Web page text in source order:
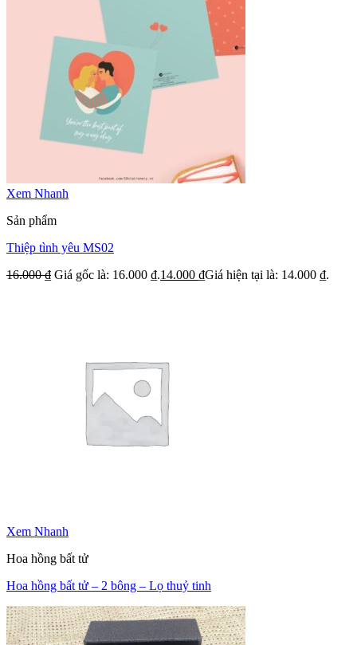
Xem Nhanh
Sản phẩm
Thiệp tình yêu MS02
16.000₫ Giá gốc là: 16.000 ₫.14.000 ₫Giá hiện tại là: 14.000 ₫.
Xem Nhanh
Hoa hồng bất tử
Hoa hồng bất tử – 2 bông – Lọ thuỷ tinh